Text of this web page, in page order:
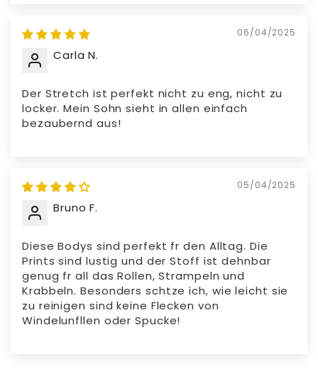
06/04/2025
Carla N.
Der Stretch ist perfekt nicht zu eng, nicht zu
locker. Mein Sohn sieht in allen einfach
bezaubernd aus!
05/04/2025
Bruno F.
Diese Bodys sind perfekt fr den Alltag. Die
Prints sind lustig und der Stoff ist dehnbar
genug fr all das Rollen, Strampeln und
Krabbeln. Besonders schtze ich, wie leicht sie
zu reinigen sind keine Flecken von
Windelunfllen oder Spucke!